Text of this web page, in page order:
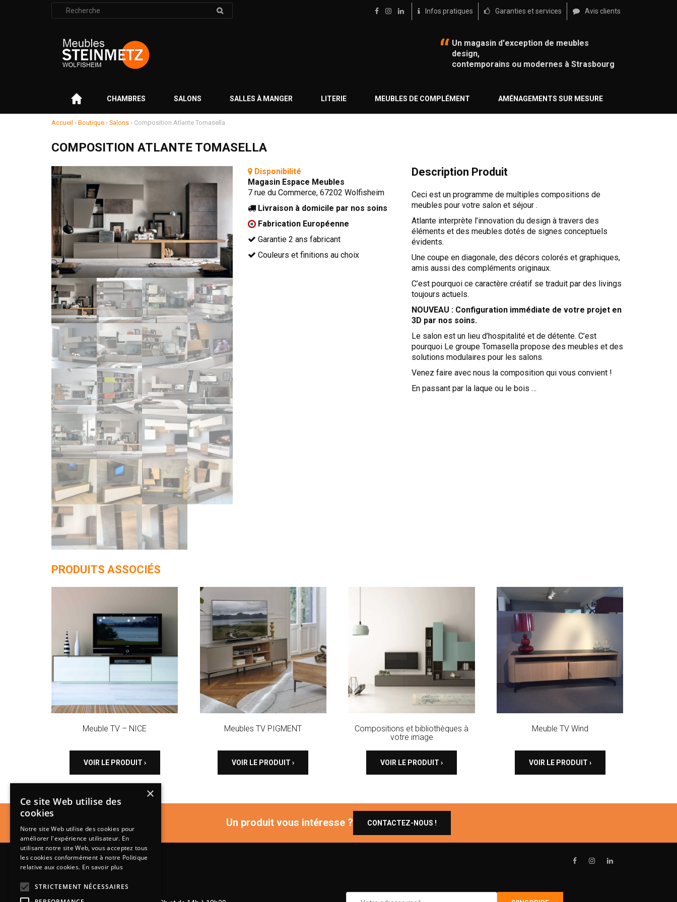
Rechercher
:
Infos pratiques Garanties et services Avis clients
Un magasin d'exception de meubles
design,
contemporains ou modernes à Strasbourg
CHAMBRES SALONS SALLES À MANGER LITERIE MEUBLES DE COMPLÉMENT AMÉNAGEMENTS SUR MESURE
Accueil › Boutique › Salons › Composition Atlante Tomasella
COMPOSITION ATLANTE TOMASELLA
Disponibilité
Magasin Espace Meubles
7 rue du Commerce, 67202 Wolfisheim
Livraison à domicile par nos soins
Fabrication Européenne
Garantie 2 ans fabricant
Couleurs et finitions au choix
Description Produit
Ceci est un programme de multiples compositions de
meubles pour votre salon et séjour .
Atlante interprète l’innovation du design à travers des
éléments et des meubles dotés de signes conceptuels
évidents.
Une coupe en diagonale, des décors colorés et graphiques,
amis aussi des compléments originaux.
C’est pourquoi ce caractère créatif se traduit par des livings
toujours actuels.
NOUVEAU : Configuration immédiate de votre projet en
3D par nos soins.
Le salon est un lieu d’hospitalité et de détente. C’est
pourquoi Le groupe Tomasella propose des meubles et des
solutions modulaires pour les salons.
Venez faire avec nous la composition qui vous convient !
En passant par la laque ou le bois …
PRODUITS ASSOCIÉS
Meuble TV – NICE
VOIR LE PRODUIT ›
Meubles TV PIGMENT
VOIR LE PRODUIT ›
Compositions et bibliothèques à
votre image
VOIR LE PRODUIT ›
Meuble TV Wind
VOIR LE PRODUIT ›
Un produit vous intéresse ? CONTACTEZ-NOUS !
×
Ce site Web utilise des
cookies
Notre site Web utilise des cookies pour
améliorer l'expérience utilisateur. En
utilisant notre site Web, vous acceptez tous
les cookies conformément à notre Politique
relative aux cookies. En savoir plus
STRICTEMENT NÉCESSAIRES